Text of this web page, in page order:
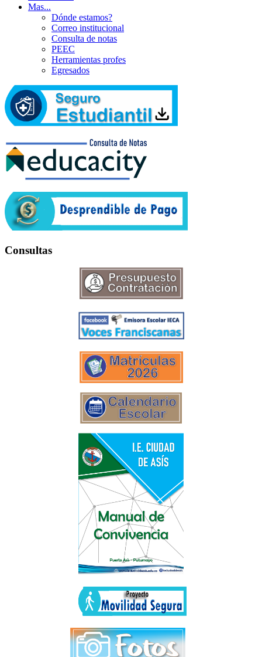
Mas...
Dónde estamos?
Correo institucional
Consulta de notas
PEEC
Herramientas profes
Egresados
Consultas